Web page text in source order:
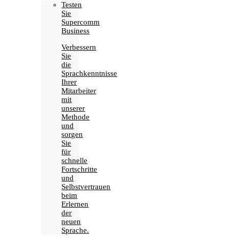
Testen
Sie
Supercomm
Business
Verbessern
Sie
die
Sprachkenntnisse
Ihrer
Mitarbeiter
mit
unserer
Methode
und
sorgen
Sie
für
schnelle
Fortschritte
und
Selbstvertrauen
beim
Erlernen
der
neuen
Sprache.